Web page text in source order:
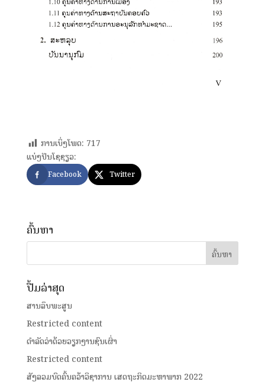
ການເບິ່ງໂພດ: 717
ແບ່ງປັນໂຊຊຽວ:
Facebook Twitter
ຄົ້ນຫາ
ປື້ມລ່າສຸດ
ສານລຶບພະສູນ
Restricted content
ດໍາລັດວ່າດ້ວຍວຽກງານຊົນເຜົ່າ
Restricted content
ສັງລວມບົດຄົ້ນຄວ້າວິຊາການ ເສດຖະກິດມະຫາພາກ 2022